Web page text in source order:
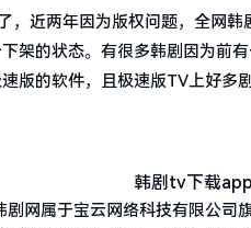
，近两年因为版权问题，全网
架的状态。有很多韩剧因为前
版的软件，且极速版TV上好多
网属于宝云网络科技有限公司